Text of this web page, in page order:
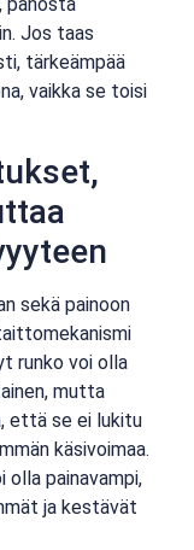
Jos taas
tärkeämpää
vaikka se toisi
sekä painoon
runko voi olla
mutta
että se ei lukitu
käsivoimaa.
olla painavampi,
ja kestävät